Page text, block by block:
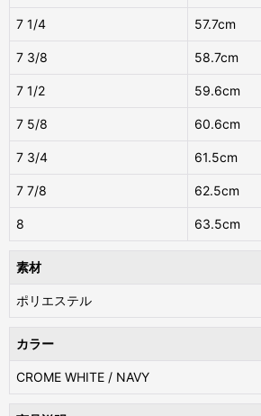
7 1/4 57.7cm
7 3/8 58.7cm
7 1/2 59.6cm
7 5/8 60.6cm
7 3/4 61.5cm
7 7/8 62.5cm
8 63.5cm
素材
ポリエステル
カラー
CROME WHITE / NAVY